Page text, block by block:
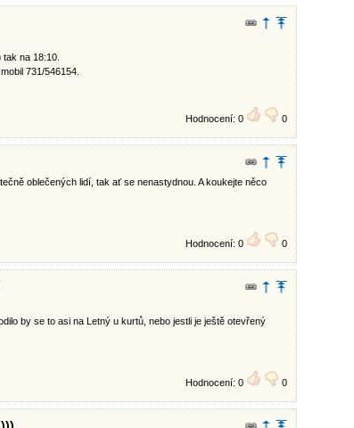
na 18:10.
731/546154.
Hodnocení: 0 0
oblečených lidí, tak ať se nenastydnou. A koukejte něco
Hodnocení: 0 0
by se to asi na Letný u kurtů, nebo jestli je ještě otevřený
Hodnocení: 0 0